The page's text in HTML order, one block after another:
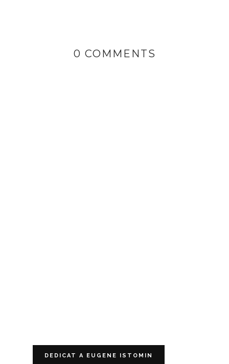
0 COMMENTS
DEDICAT A EUGENE ISTOMIN